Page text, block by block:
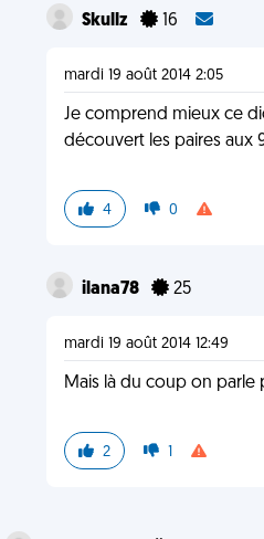
Skullz 16
mardi 19 août 2014 2:05
Je comprend mieux ce
découvert les paires aux
4 0
ilana78 25
mardi 19 août 2014 12:49
Mais là du coup on parle
2 1